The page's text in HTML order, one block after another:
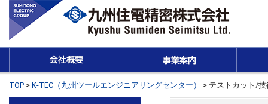
TOP > K-TEC（九州ツールエンジニアリングセンター） > テストカット/